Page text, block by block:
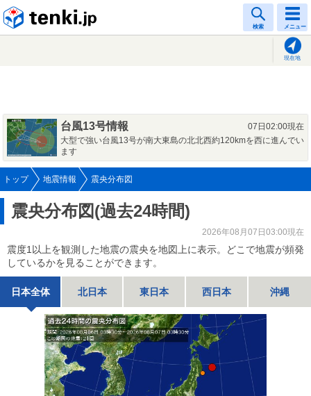
検索 メニュー
現在地
台風13号情報
07日02:00現在
大型で強い台風13号が南大東島の北北西約120kmを西に進んでい
ます
トップ 地震情報 震央分布図
震央分布図(過去24時間)
2026年08月07日03:00現在
震度1以上を観測した地震の震央を地図上に表示。どこで地震が頻発
しているかを見ることができます。
日本全体 北日本 東日本 西日本 沖縄